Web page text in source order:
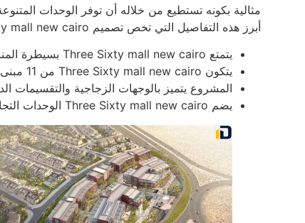
مثالية بكونه تستطيع من خلاله أن توفر الوحدات
أبرز هذه التفاصيل التي تخص تصميم Three Sixty mall new cairo ما يلي:
يتمتع Three Sixty mall new cairo بسيطرة المناظر الطبيعة عليه.
يتكون Three Sixty mall new cairo من 11 مبنى.
المشروع يتميز بالوجهات الزجاجية والتقسيمات
يضم Three Sixty mall new cairo الوحدات التجارية والإدارية والطبية.